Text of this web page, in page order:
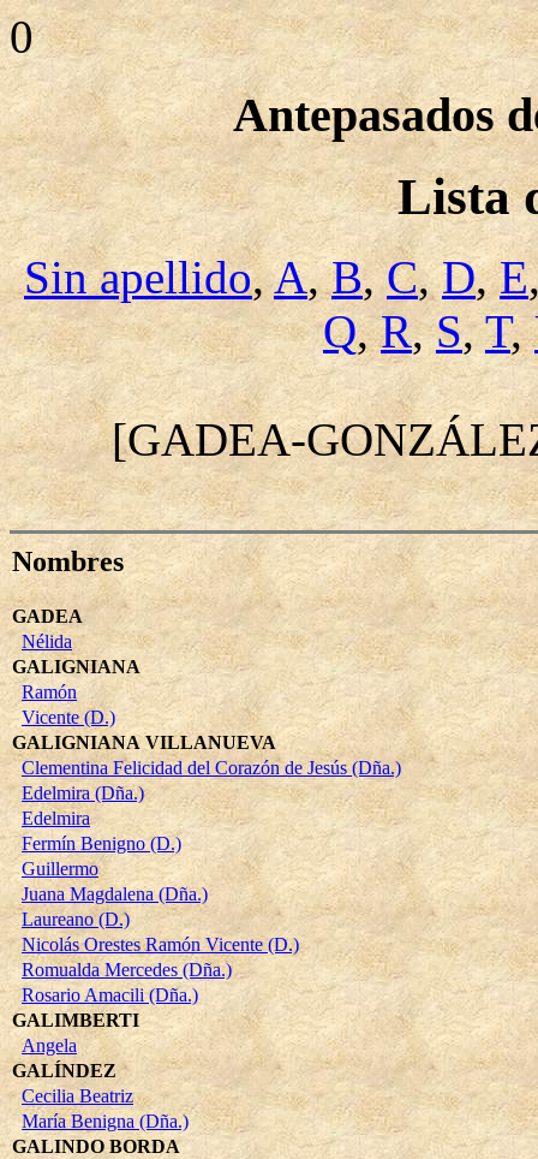
0
Antepasados
Lista
Sin apellido,A,B,C,D,E
Q,R,S,T,
[GADEA-
Nombres
GADEA
Nélida
GALIGNIANA
Ramón
Vicente (D.)
GALIGNIANA VILLANUEVA
Clementina Felicidad del Corazón de Jesús (Dña.)
Edelmira (Dña.)
Edelmira
Fermín Benigno (D.)
Guillermo
Juana Magdalena (Dña.)
Laureano (D.)
Nicolás Orestes Ramón Vicente (D.)
Romualda Mercedes (Dña.)
Rosario Amacili (Dña.)
GALIMBERTI
Angela
GALÍNDEZ
Cecilia Beatriz
María Benigna (Dña.)
GALINDO BORDA